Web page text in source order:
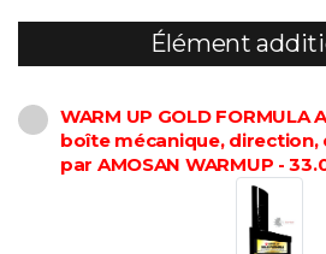
Élément
WARM UP GOLD
boîte mécanique, direction,
par AMOSAN WARMUP -